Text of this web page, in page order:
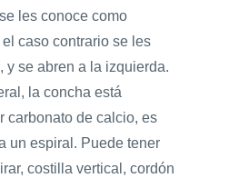
les conoce como
caso contrario se les
y se abren a la izquierda.
la concha está
carbonato de calcio, es
un espiral. Puede tener
costilla vertical, cordón